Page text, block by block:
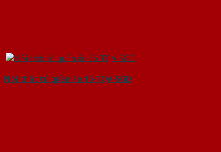
Nội thất tủ quần áo 16-TQA-SGD